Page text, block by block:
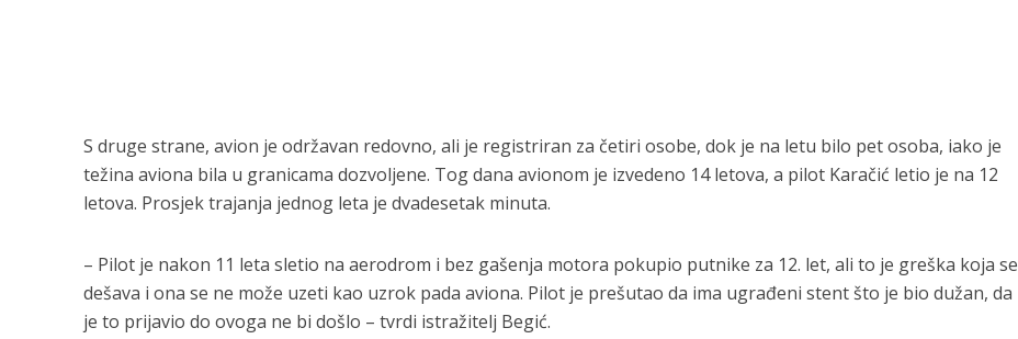
S druge strane, avion je održavan redovno, ali je registriran za četiri osobe, dok je na letu bilo pet osoba, iako je
težina aviona bila u granicama dozvoljene. Tog dana avionom je izvedeno 14 letova, a pilot Karačić letio je na 12
letova. Prosjek trajanja jednog leta je dvadesetak minuta.
– Pilot je nakon 11 leta sletio na aerodrom i bez gašenja motora pokupio putnike za 12. let, ali to je greška koja se
dešava i ona se ne može uzeti kao uzrok pada aviona. Pilot je prešutao da ima ugrađeni stent što je bio dužan, da
je to prijavio do ovoga ne bi došlo – tvrdi istražitelj Begić.